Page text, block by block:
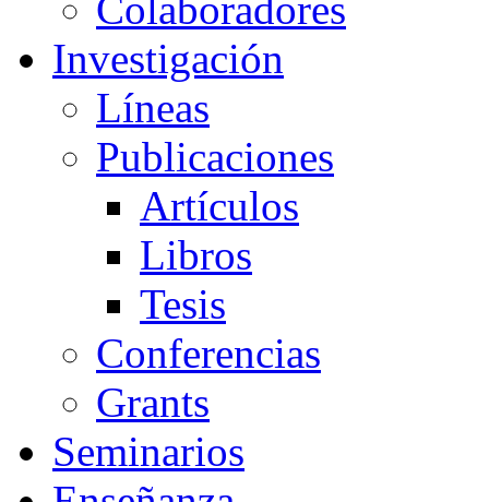
Investigación
Líneas
Publicaciones
Artículos
Libros
Tesis
Conferencias
Grants
Seminarios